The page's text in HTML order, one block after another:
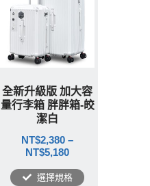
全新升級版 加大容
量行李箱 胖胖箱-皎
潔白
NT$2,380 –
NT$5,180
選擇規格